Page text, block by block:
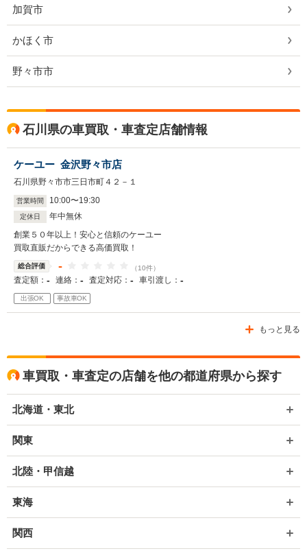
加賀市
かほく市
野々市市
石川県の車買取・車査定店舗情報
ケーユー 金沢野々市店
石川県野々市市三日市町４２－１
営業時間 10:00〜19:30
定休日
年中無休
創業５０年以上！安心と信頼のケーユー
買取直販だからできる高価買取！
総合評価 - （10件）
査定額： - 連絡： - 査定対応： - 車引渡し： -
出張OK 事故車OK
もっと見る
車買取・車査定の店舗を他の都道府県から探す
北海道・東北
関東
北陸・甲信越
東海
関西